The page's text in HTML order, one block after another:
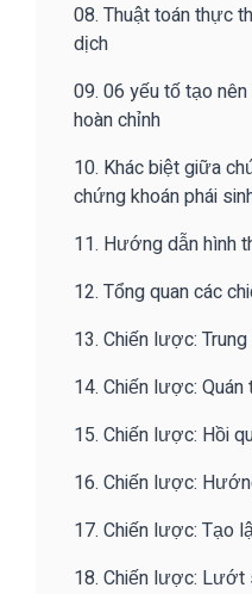
08. Thuật toán thực
dịch
09. 06 yếu tố tạo
hoàn chỉnh
10. Khác biệt giữa
chứng khoán phái
11. Hướng dẫn hình
12. Tổng quan các
13. Chiến lược:
14. Chiến lược: Quán
15. Chiến lược: Hồi
16. Chiến lược:
17. Chiến lược: Tạo
18. Chiến lược: Lướt